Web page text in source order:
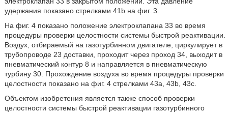
удержания показано стрелками 41b на фиг. 3.
На фиг. 4 показано положение электроклапана 33 во время
процедуры проверки целостности системы быстрой реактивации.
Воздух, отбираемый на газотурбинном двигателе, циркулирует в
трубопроводе 23 доставки, проходит через проход 34, выходит в
пневматический контур 8 и направляется в пневматическую
турбину 30. Прохождение воздуха во время процедуры проверки
целостности показано на фиг. 4 стрелками 43а, 43b, 43с.
Объектом изобретения является также способ проверки
целостности системы быстрой реактивации газотурбинного